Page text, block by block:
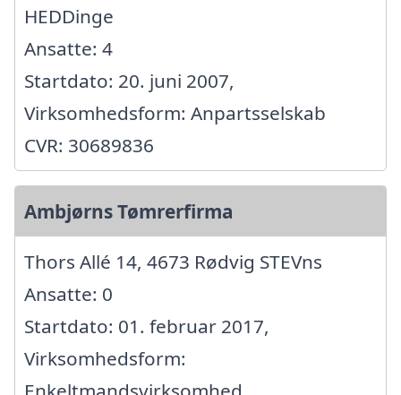
HEDDinge
Ansatte: 4
Startdato: 20. juni 2007,
Virksomhedsform: Anpartsselskab
CVR: 30689836
Ambjørns Tømrerfirma
Thors Allé 14, 4673 Rødvig STEVns
Ansatte: 0
Startdato: 01. februar 2017,
Virksomhedsform: